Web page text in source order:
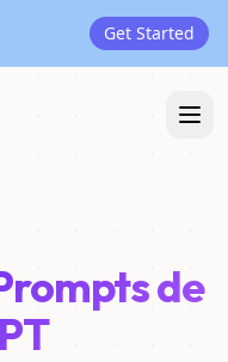
Get Started
de